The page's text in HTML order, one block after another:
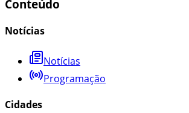
Conteúdo
Notícias
Notícias
Programação
Cidades